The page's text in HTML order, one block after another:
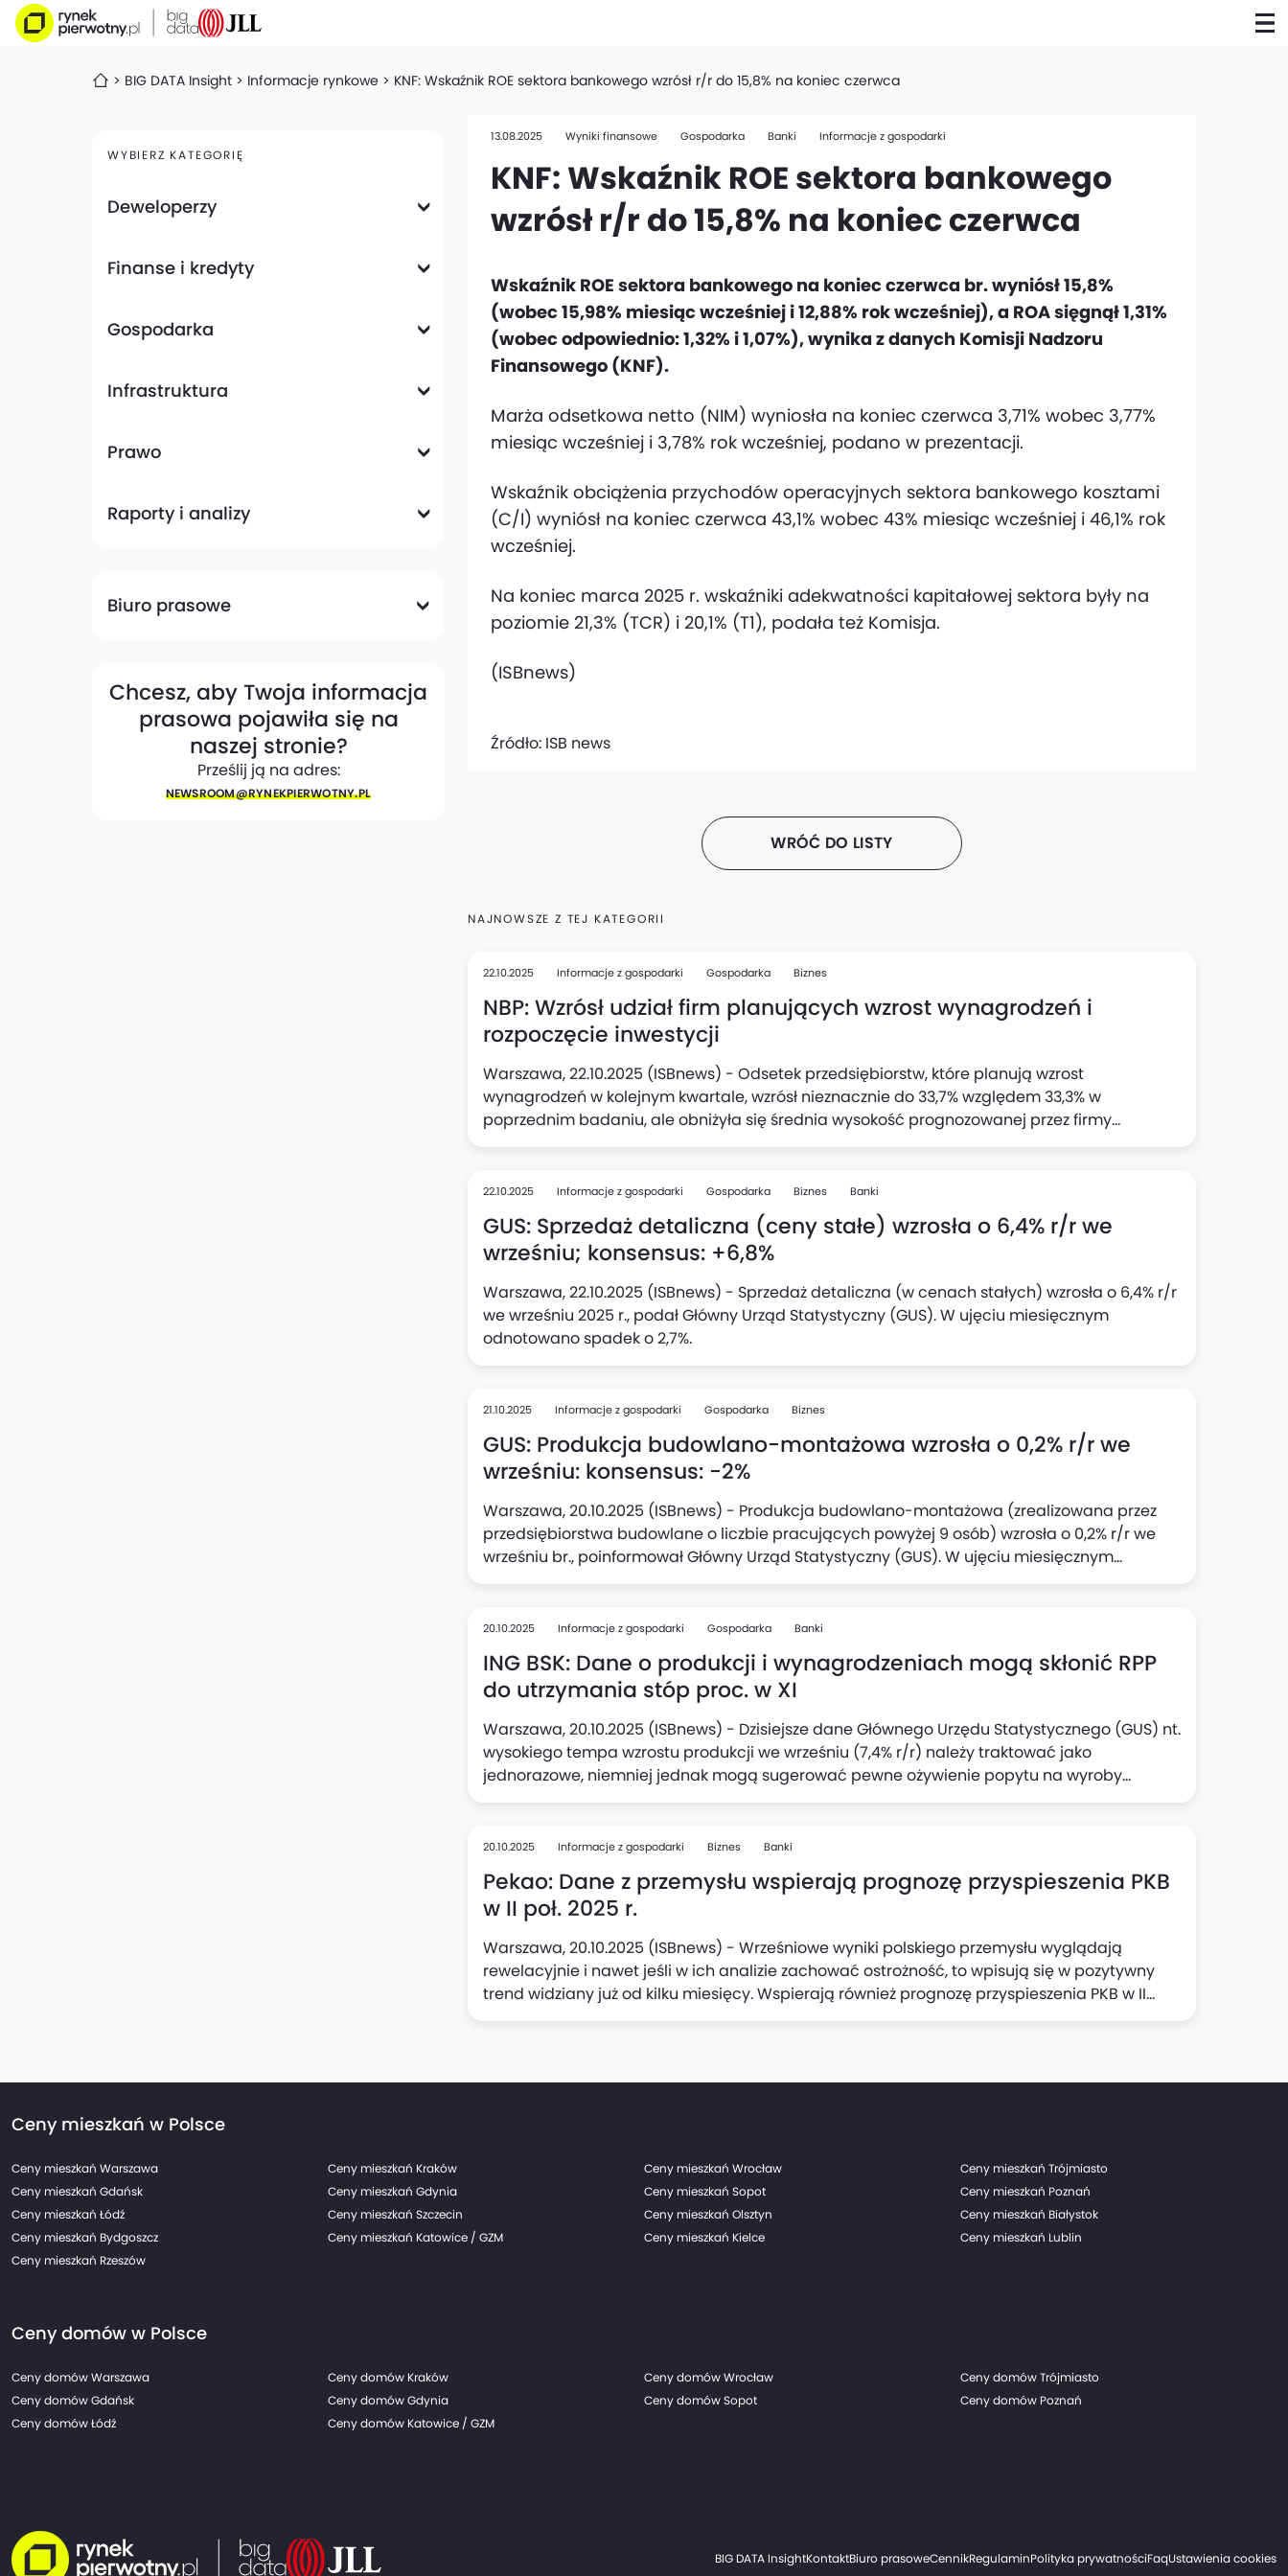
BIG DATA Insight Informacje rynkowe KNF: Wskaźnik ROE sektora bankowego wzrósł r/r do 15,8% na koniec czerwca
WYBIERZ KATEGORIĘ
Deweloperzy
Finanse i kredyty
Gospodarka
Infrastruktura
Prawo
Raporty i analizy
Biuro prasowe
Chcesz, aby Twoja informacja
prasowa pojawiła się na
naszej stronie?
Prześlij ją na adres:
NEWSROOM@​RYNEKPIERWOTNY.PL
13.08.2025 Wyniki finansowe Gospodarka Banki Informacje z gospodarki
KNF: Wskaźnik ROE sektora bankowego
wzrósł r/r do 15,8% na koniec czerwca
Wskaźnik ROE sektora bankowego na koniec czerwca br. wyniósł 15,8%
(wobec 15,98% miesiąc wcześniej i 12,88% rok wcześniej), a ROA sięgnął 1,31%
(wobec odpowiednio: 1,32% i 1,07%), wynika z danych Komisji Nadzoru
Finansowego (KNF).
Marża odsetkowa netto (NIM) wyniosła na koniec czerwca 3,71% wobec 3,77%
miesiąc wcześniej i 3,78% rok wcześniej, podano w prezentacji.
Wskaźnik obciążenia przychodów operacyjnych sektora bankowego kosztami
(C/I) wyniósł na koniec czerwca 43,1% wobec 43% miesiąc wcześniej i 46,1% rok
wcześniej.
Na koniec marca 2025 r. wskaźniki adekwatności kapitałowej sektora były na
poziomie 21,3% (TCR) i 20,1% (T1), podała też Komisja.
(ISBnews)
Źródło: ISB news
WRÓĆ DO LISTY
NAJNOWSZE Z TEJ KATEGORII
22.10.2025 Informacje z gospodarki Gospodarka Biznes
NBP: Wzrósł udział firm planujących wzrost wynagrodzeń i
rozpoczęcie inwestycji
Warszawa, 22.10.2025 (ISBnews) - Odsetek przedsiębiorstw, które planują wzrost
wynagrodzeń w kolejnym kwartale, wzrósł nieznacznie do 33,7% względem 33,3% w
poprzednim badaniu, ale obniżyła się średnia wysokość prognozowanej przez firmy
podwyżki (do 5,1%, wobec 5,3% kwartał wcześniej), wynika z "Szybkiego Monitoringu NBP". Z
deklarujących zamiar rozpoczęcia nowych inwestycji: do 23,1% względem 22% z badania w II
22.10.2025 Informacje z gospodarki Gospodarka Biznes Banki
GUS: Sprzedaż detaliczna (ceny stałe) wzrosła o 6,4% r/r we
wrześniu; konsensus: +6,8%
Warszawa, 22.10.2025 (ISBnews) - Sprzedaż detaliczna (w cenach stałych) wzrosła o 6,4% r/r
we wrześniu 2025 r., podał Główny Urząd Statystyczny (GUS). W ujęciu miesięcznym
odnotowano spadek o 2,7%.
21.10.2025 Informacje z gospodarki Gospodarka Biznes
GUS: Produkcja budowlano-montażowa wzrosła o 0,2% r/r we
wrześniu: konsensus: -2%
Warszawa, 20.10.2025 (ISBnews) - Produkcja budowlano-montażowa (zrealizowana przez
przedsiębiorstwa budowlane o liczbie pracujących powyżej 9 osób) wzrosła o 0,2% r/r we
wrześniu br., poinformował Główny Urząd Statystyczny (GUS). W ujęciu miesięcznym
odnotowano wzrost o 20,6%.
20.10.2025 Informacje z gospodarki Gospodarka Banki
ING BSK: Dane o produkcji i wynagrodzeniach mogą skłonić RPP
do utrzymania stóp proc. w XI
Warszawa, 20.10.2025 (ISBnews) - Dzisiejsze dane Głównego Urzędu Statystycznego (GUS) nt.
wysokiego tempa wzrostu produkcji we wrześniu (7,4% r/r) należy traktować jako
jednorazowe, niemniej jednak mogą sugerować pewne ożywienie popytu na wyroby
polskiego przemysłu, oceniają Adam Antoniak, Leszek Kąsek i Michał Rubaszek z Biura Analiz
w przetwórstwie oraz podwyższony wzrost wynagrodzeń w tym sektorze to czynniki, które
mogą skłonić Radę Polityki Pieniężnej (RPP) do powstrzymania się przed kolejną obniżką
stóp procentowych w listopadzie.
20.10.2025 Informacje z gospodarki Biznes Banki
Pekao: Dane z przemysłu wspierają prognozę przyspieszenia PKB
w II poł. 2025 r.
Warszawa, 20.10.2025 (ISBnews) - Wrześniowe wyniki polskiego przemysłu wyglądają
rewelacyjnie i nawet jeśli w ich analizie zachować ostrożność, to wpisują się w pozytywny
trend widziany już od kilku miesięcy. Wspierają również prognozę przyspieszenia PKB w II
połowie tego roku, uważa Departament Analiz Makroekonomicznych Banku Pekao. Dzisiejsza
Ceny mieszkań w Polsce
Ceny mieszkań Warszawa Ceny mieszkań Kraków Ceny mieszkań Wrocław
Ceny mieszkań Trójmiasto
Ceny mieszkań Gdańsk
Ceny mieszkań Gdynia Ceny mieszkań Sopot
Ceny mieszkań Poznań
Ceny mieszkań Łódź
Ceny mieszkań Szczecin Ceny mieszkań Olsztyn
Ceny mieszkań Białystok
Ceny mieszkań Bydgoszcz
Ceny mieszkań Katowice / GZM Ceny mieszkań Kielce
Ceny mieszkań Lublin
Ceny mieszkań Rzeszów
Ceny domów w Polsce
Ceny domów Warszawa Ceny domów Kraków Ceny domów Wrocław
Ceny domów Trójmiasto
Ceny domów Gdańsk
Ceny domów Gdynia Ceny domów Sopot
Ceny domów Poznań
Ceny domów Łódź
Ceny domów Katowice / GZM
BIG DATA InsightKontaktBiuro prasoweCennikRegulaminPolityka prywatnościFaqUstawienia cookies